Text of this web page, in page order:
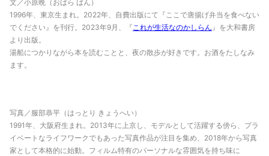
文／小原晩（おばら ばん）
1996年、東京生まれ。2022年、自費出版にて『ここで唐揚げ弁当を食べない
でください』を刊行。2023年9月、『これが生活なのかしらん 』を大和書房
より出版。
湯船につかりながら本を読むことと、夜の散歩が好きです。お酒をたしなみ
ます。
写真／服部恭平（はっとり きょうへい）
1991年、大阪府生まれ。2013年に上京し、モデルとして活躍する傍ら、プラ
イベートなライフワークでもあった写真作品が注目を集め、2018年から写真
家として本格的に始動。フィルム特有のパーソナルな雰囲気を持ち味に